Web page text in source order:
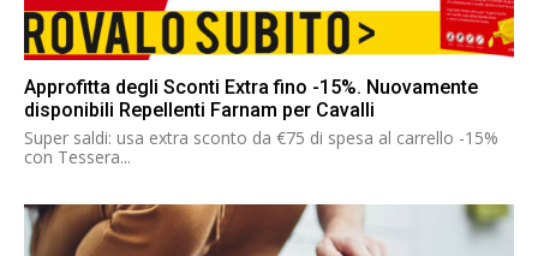
Approfitta degli Sconti Extra fino -15%. Nuovamente
disponibili Repellenti Farnam per Cavalli
Super saldi: usa extra sconto da €75 di spesa al carrello -15%
con Tessera...